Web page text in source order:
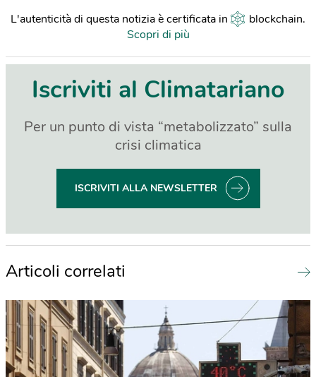
L'autenticità di questa notizia è certificata in blockchain.
Scopri di più
Iscriviti al Climatariano
Per un punto di vista “metabolizzato” sulla
crisi climatica
ISCRIVITI ALLA NEWSLETTER
Articoli correlati